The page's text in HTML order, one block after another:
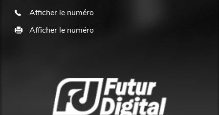
Afficher le numéro
Afficher le numéro